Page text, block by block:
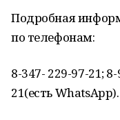
Подробная
по телефонам:
8-347- 229-97-21;
21(есть WhatsApp).